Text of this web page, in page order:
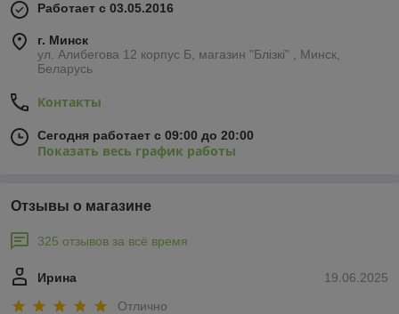
Работает с 03.05.2016
г. Минск
ул. Алибегова 12 корпус Б, магазин "Блiзкi" , Минск,
Беларусь
Контакты
Сегодня работает с 09:00 до 20:00
Показать весь график работы
Отзывы о магазине
325 отзывов за всё время
19.06.2025
Ирина
Отлично